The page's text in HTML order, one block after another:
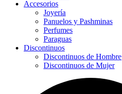
Accesorios
Joyería
Panuelos y Pashminas
Perfumes
Paraguas
Discontinuos
Discontinuos de Hombre
Discontinuos de Mujer